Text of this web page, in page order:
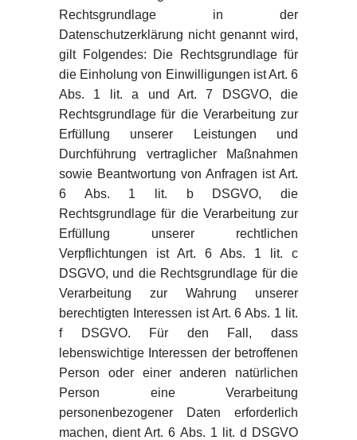
Rechtsgrundlage in der
Datenschutzerklärung nicht genannt wird,
gilt Folgendes: Die Rechtsgrundlage für
die Einholung von Einwilligungen ist Art. 6
Abs. 1 lit. a und Art. 7 DSGVO, die
Rechtsgrundlage für die Verarbeitung zur
Erfüllung unserer Leistungen und
Durchführung vertraglicher Maßnahmen
sowie Beantwortung von Anfragen ist Art.
6 Abs. 1 lit. b DSGVO, die
Rechtsgrundlage für die Verarbeitung zur
Erfüllung unserer rechtlichen
Verpflichtungen ist Art. 6 Abs. 1 lit. c
DSGVO, und die Rechtsgrundlage für die
Verarbeitung zur Wahrung unserer
berechtigten Interessen ist Art. 6 Abs. 1 lit.
f DSGVO. Für den Fall, dass
lebenswichtige Interessen der betroffenen
Person oder einer anderen natürlichen
Person eine Verarbeitung
personenbezogener Daten erforderlich
machen, dient Art. 6 Abs. 1 lit. d DSGVO